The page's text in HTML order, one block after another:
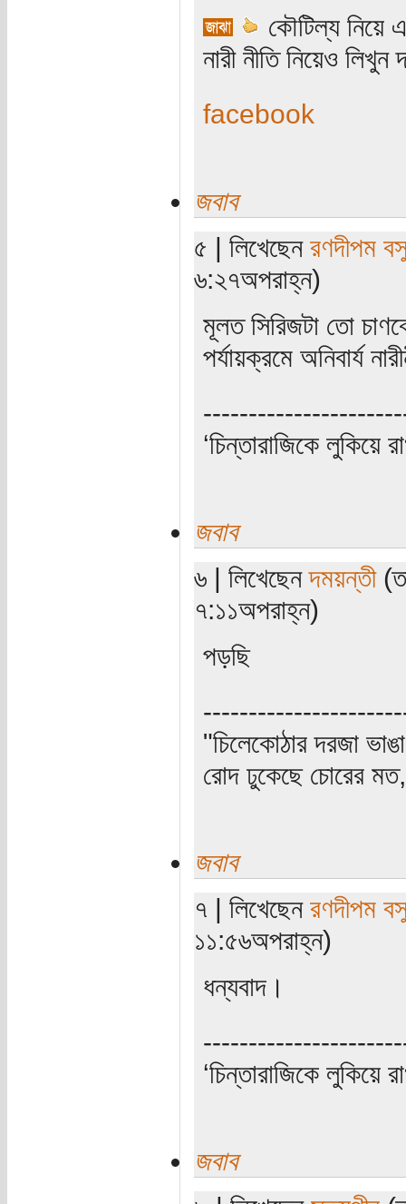
কৌটিল্য নিয়ে
নারী নীতি নিয়েও লিখুন
facebook
জবাব
৫ | লিখেছেন রণদীপম
৬:২৭অপরাহ্ন)
মূলত সিরিজটা তো
পর্যায়ক্রমে অনিবার্য
‘চিন্তারাজিকে লুকিয়ে
জবাব
৬ | লিখেছেনদময়ন্তী
৭:১১অপরাহ্ন)
পড়ছি
"চিলেকোঠার দরজা
রোদ ঢুকেছে চোরের মত,
জবাব
৭ | লিখেছেন রণদীপম
১১:৫৬অপরাহ্ন)
ধন্যবাদ।
‘চিন্তারাজিকে লুকিয়ে
জবাব